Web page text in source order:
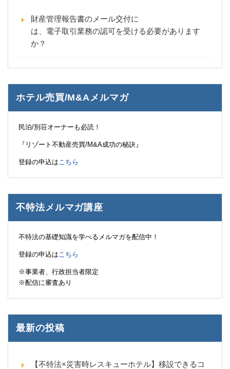
財産管理報告書のメール交付に
は、電子取引業務の認可を受ける必要があります
か？
ホテル売買/M&Aメルマガ
民泊/別荘オーナーも必読！
『リゾート不動産売買/M&A成功の秘訣』
登録の申込は こちら
不特法メルマガ講座
不特法の基礎知識を学べるメルマガを配信中！
登録の申込は こちら
※事業者、行政担当者限定
※配信に審査あり
最新の投稿
【不特法×災害時レスキューホテル】移設できるコ